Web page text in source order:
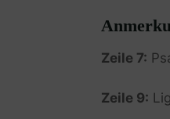
Zeile 7:
Zeile 9: